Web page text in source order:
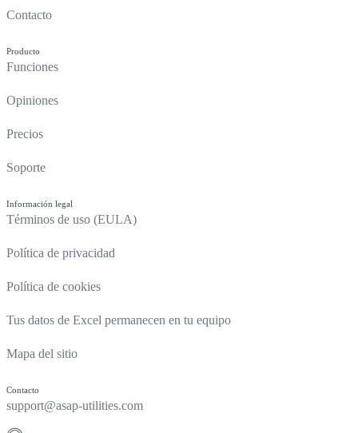
Contacto
Producto
Funciones
Opiniones
Precios
Soporte
Información legal
Términos de uso (EULA)
Política de privacidad
Política de cookies
Tus datos de Excel permanecen en tu equipo
Mapa del sitio
Contacto
support@asap-utilities.com